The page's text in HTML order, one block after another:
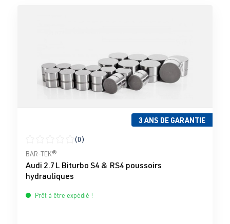
3 ANS DE GARANTIE
Note moyenne de 0 sur 5 étoiles
(0)
BAR-TEK®
Audi 2.7L Biturbo S4 & RS4 poussoirs
hydrauliques
Prêt à être expédié !